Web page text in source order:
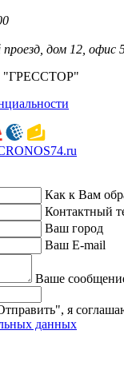
дом 12, офис
"ГРЕССТОР"
Как к Вам
Контактный
Ваш город
Ваш E-mail
Ваше
я
данных